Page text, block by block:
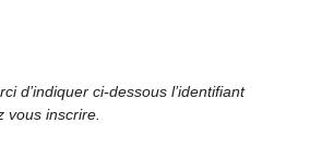
d’indiquer ci-dessous l’identifiant
vous inscrire.